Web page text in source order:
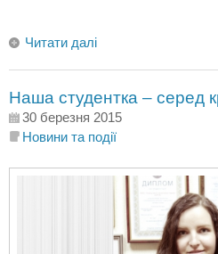
Читати далі
Наша студентка – серед
30 березня 2015
Новини та події